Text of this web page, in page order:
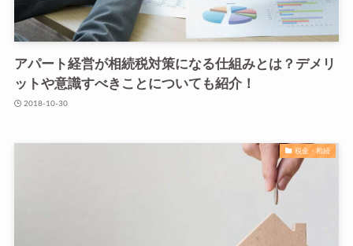
アパート経営が相続税対策になる仕組みとは？デメリ
ットや意識すべきことについても紹介！
2018-10-30
税金・相続